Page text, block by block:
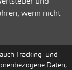
wenn nicht
Tracking- und
Daten,